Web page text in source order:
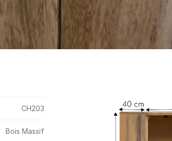
CH203
Bois Massif